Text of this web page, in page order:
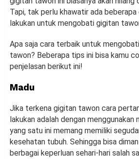
Tapi, tak perlu khawatir ada beberapa
lakukan untuk mengobati gigitan
Apa saja cara terbaik untuk
tawon? Beberapa tips ini bisa kamu
penjelasan berikut ini!
Madu
Jika terkena gigitan tawon cara
lakukan adalah dengan menggunakan
yang satu ini memang memiliki
kesehatan tubuh. Sehingga bisa
berbagai keperluan sehari-hari salah